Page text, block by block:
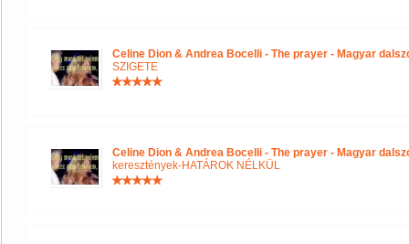
Celine Dion & Andrea Bocelli - The prayer - Magyar
SZIGETE
Celine Dion & Andrea Bocelli - The prayer - Magyar
keresztények-HATÁROK NÉLKÜL